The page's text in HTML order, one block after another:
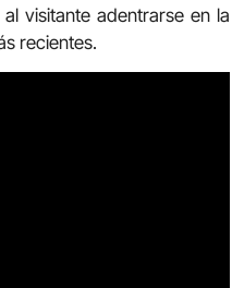
visitante adentrarse en la
recientes.